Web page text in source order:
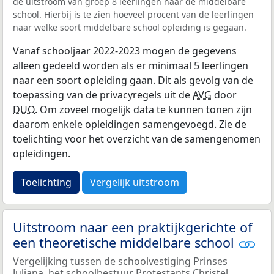
school. Hierbij is te zien hoeveel procent van de leerlingen
naar welke soort middelbare school opleiding is gegaan.
Vanaf schooljaar 2022-2023 mogen de gegevens
alleen gedeeld worden als er minimaal 5 leerlingen
naar een soort opleiding gaan. Dit als gevolg van de
toepassing van de privacyregels uit deAVG door
DUO. Om zoveel mogelijk data te kunnen tonen zijn
daarom enkele opleidingen samengevoegd. Zie de
toelichting voor het overzicht van de samengenomen
opleidingen.
Toelichting Vergelijk uitstroom
Uitstroom naar een praktijkgerichte of
een theoretische middelbare school
Vergelijking tussen de schoolvestiging Prinses